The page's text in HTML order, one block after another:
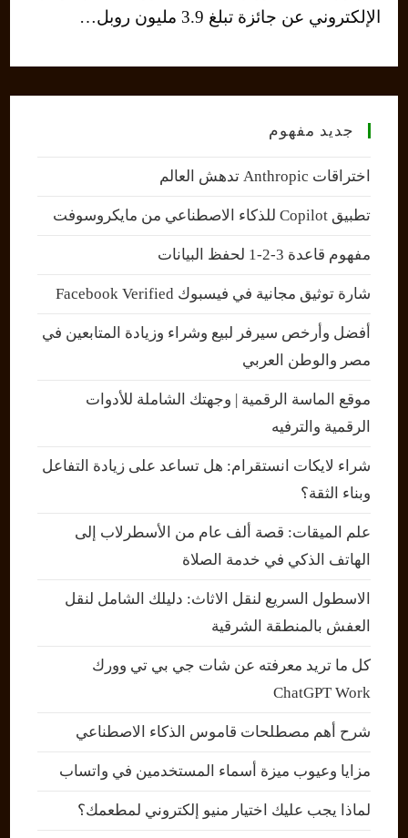
الإلكتروني عن جائزة تبلغ 3.9 مليون روبل…
جديد مفهوم
اختراقات Anthropic تدهش العالم
تطبيق Copilot للذكاء الاصطناعي من مايكروسوفت
مفهوم قاعدة 3-2-1 لحفظ البيانات
شارة توثيق مجانية في فيسبوك Facebook Verified
أفضل وأرخص سيرفر لبيع وشراء وزيادة المتابعين في
مصر والوطن العربي
موقع الماسة الرقمية | وجهتك الشاملة للأدوات
الرقمية والترفيه
شراء لايكات انستقرام: هل تساعد على زيادة التفاعل
وبناء الثقة؟
علم الميقات: قصة ألف عام من الأسطرلاب إلى
الهاتف الذكي في خدمة الصلاة
الاسطول السريع لنقل الاثاث: دليلك الشامل لنقل
العفش بالمنطقة الشرقية
كل ما تريد معرفته عن شات جي بي تي وورك
ChatGPT Work
شرح أهم مصطلحات قاموس الذكاء الاصطناعي
مزايا وعيوب ميزة أسماء المستخدمين في واتساب
لماذا يجب عليك اختيار منيو إلكتروني لمطعمك؟